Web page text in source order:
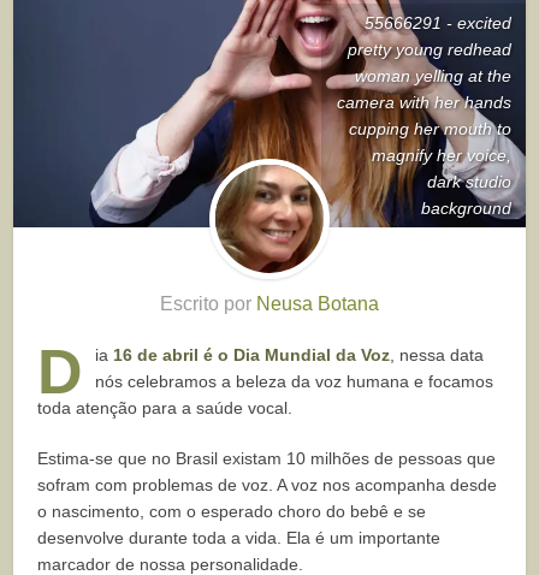
55666291 - excited
pretty young redhead
woman yelling at the
camera with her hands
cupping her mouth to
magnify her voice,
dark studio
background
Escrito por Neusa Botana
D ia 16 de abril é o Dia Mundial da Voz , nessa data
nós celebramos a beleza da voz humana e focamos
toda atenção para a saúde vocal.
Estima-se que no Brasil existam 10 milhões de pessoas que
sofram com problemas de voz. A voz nos acompanha desde
o nascimento, com o esperado choro do bebê e se
desenvolve durante toda a vida. Ela é um importante
marcador de nossa personalidade.